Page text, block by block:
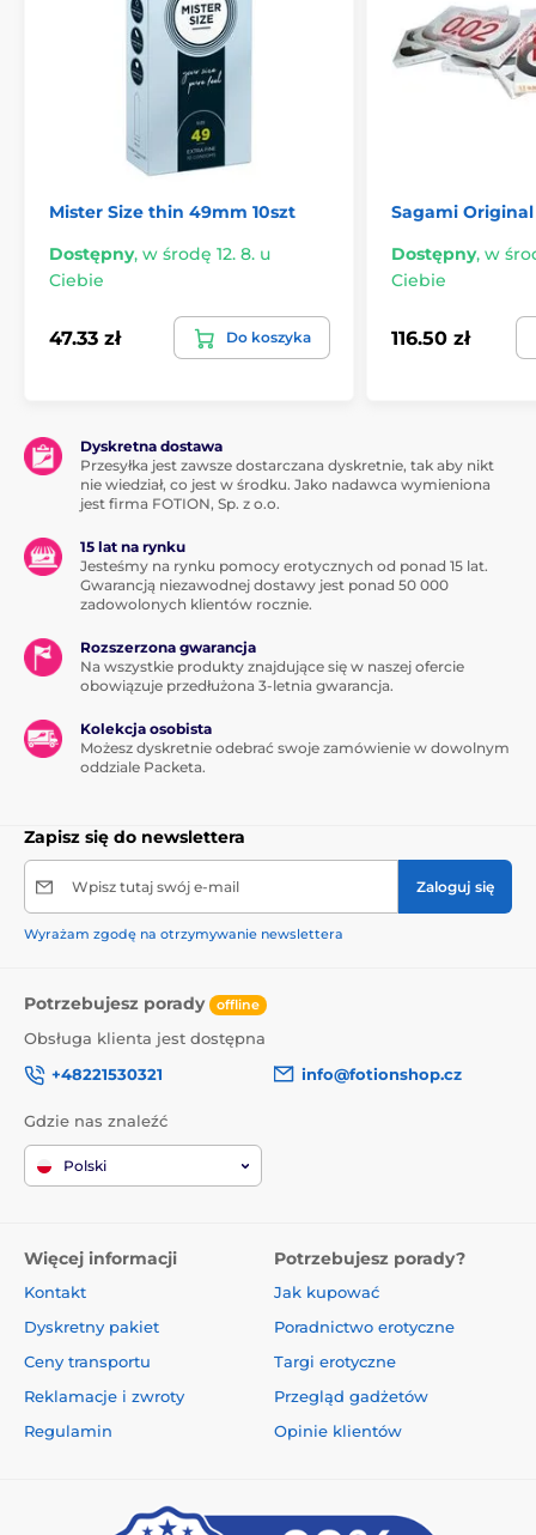
Mister Size thin 49mm 10szt
Dostępny, w środę 12. 8. u
Ciebie
47.33 zł Do koszyka
Sagami Original
Dostępny, w
Ciebie
116.50 zł
Dyskretna dostawa
Przesyłka jest zawsze dostarczana dyskretnie, tak aby nikt
nie wiedział, co jest w środku. Jako nadawca wymieniona
jest firma FOTION, Sp. z o.o.
15 lat na rynku
Jesteśmy na rynku pomocy erotycznych od ponad 15 lat.
Gwarancją niezawodnej dostawy jest ponad 50 000
zadowolonych klientów rocznie.
Rozszerzona gwarancja
Na wszystkie produkty znajdujące się w naszej ofercie
obowiązuje przedłużona 3-letnia gwarancja.
Kolekcja osobista
Możesz dyskretnie odebrać swoje zamówienie w dowolnym
oddziale Packeta.
Zapisz się do newslettera
Wpisz tutaj swój e-mail Zaloguj się
Wyrażam zgodę na otrzymywanie newslettera
Potrzebujesz porady offline
Obsługa klienta jest dostępna
+48221530321
info@fotionshop.cz
Gdzie nas znaleźć
Polski
Więcej informacji
Kontakt
Dyskretny pakiet
Ceny transportu
Reklamacje i zwroty
Regulamin
Potrzebujesz porady?
Jak kupować
Poradnictwo erotyczne
Targi erotyczne
Przegląd gadżetów
Opinie klientów